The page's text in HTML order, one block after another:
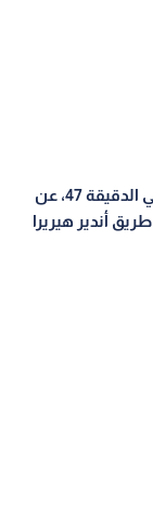
وبدأ الفريق المنتمي للدرجة الثالثة بالتسجيل في الدقيقة 47، عن
أندير هيريرا